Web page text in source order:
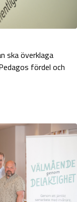
ska överklaga
fördel och